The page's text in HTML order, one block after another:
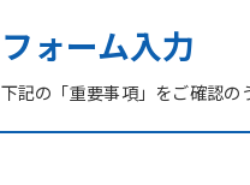
フォーム入力
下記の「重要事項」をご確認の